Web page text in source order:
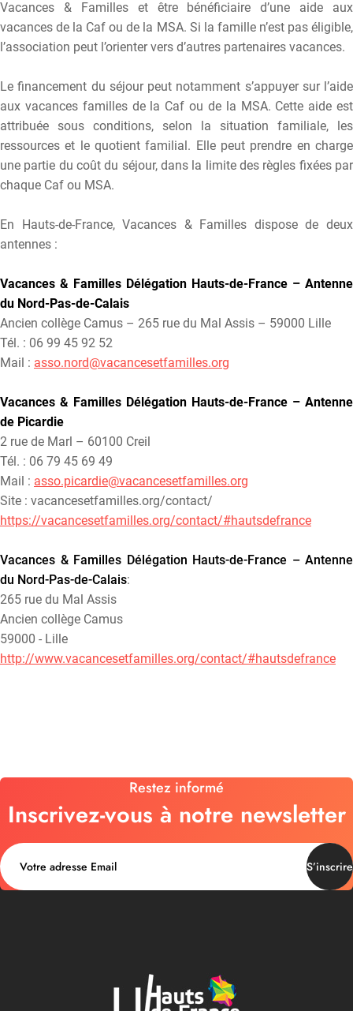
Vacances & Familles et être bénéficiaire d’une aide aux
vacances de la Caf ou de la MSA. Si la famille n’est pas éligible,
l’association peut l’orienter vers d’autres partenaires vacances.
Le financement du séjour peut notamment s’appuyer sur l’aide
aux vacances familles de la Caf ou de la MSA. Cette aide est
attribuée sous conditions, selon la situation familiale, les
ressources et le quotient familial. Elle peut prendre en charge
une partie du coût du séjour, dans la limite des règles fixées par
chaque Caf ou MSA.
En Hauts-de-France, Vacances & Familles dispose de deux
antennes :
Vacances & Familles Délégation Hauts-de-France – Antenne
du Nord-Pas-de-Calais
Ancien collège Camus – 265 rue du Mal Assis – 59000 Lille
Tél. : 06 99 45 92 52
Mail : asso.nord@vacancesetfamilles.org
Vacances & Familles Délégation Hauts-de-France – Antenne
de Picardie
2 rue de Marl – 60100 Creil
Tél. : 06 79 45 69 49
Mail : asso.picardie@vacancesetfamilles.org
Site : vacancesetfamilles.org/contact/
https://vacancesetfamilles.org/contact/#hautsdefrance
Vacances & Familles Délégation Hauts-de-France – Antenne
du Nord-Pas-de-Calais:
265 rue du Mal Assis
Ancien collège Camus
59000 - Lille
http://www.vacancesetfamilles.org/contact/#hautsdefrance
Restez informé
Inscrivez-vous à notre newsletter
S’inscrire